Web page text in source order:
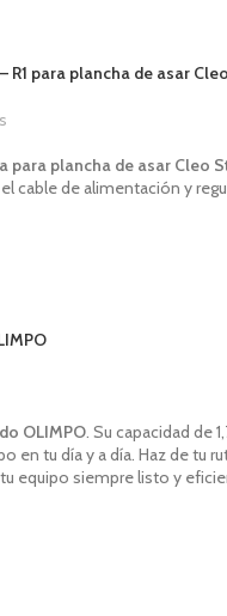
para plancha de asar
para plancha de asar Cleo
cable de alimentación y
OLIMPO . Su capacidad de
en tu día y a día. Haz de tu
equipo siempre listo y